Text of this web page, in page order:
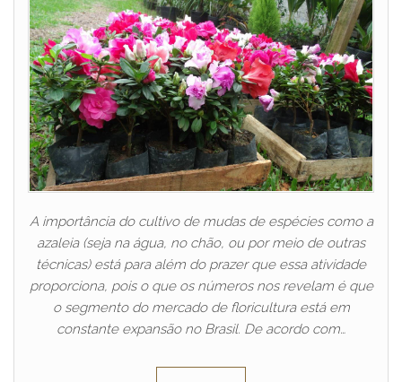
A importância do cultivo de mudas de espécies como a
azaleia (seja na água, no chão, ou por meio de outras
técnicas) está para além do prazer que essa atividade
proporciona, pois o que os números nos revelam é que
o segmento do mercado de floricultura está em
constante expansão no Brasil. De acordo com…